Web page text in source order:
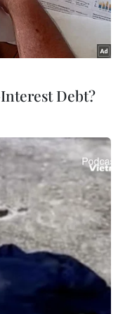
York, Mỹ. (Ảnh:
tiếp lập kỷ lục
S&P 500 kết
nhưng vẫn
Debt?